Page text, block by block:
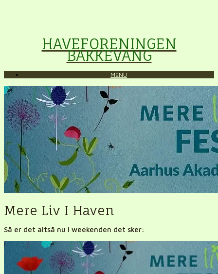
HAVEFORENINGEN
BAKKEVANG
MENU
Mere Liv I Haven
Så er det altså nu i weekenden det sker: